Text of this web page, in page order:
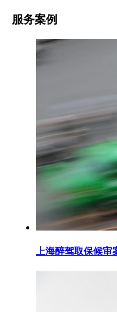
服务案例
上海醉驾取保候审